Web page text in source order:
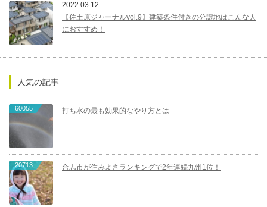
2022.03.12
【佐土原ジャーナルvol.9】建築条件付きの分譲地はこんな人
におすすめ！
人気の記事
60055 打ち水の最も効果的なやり方とは
20713 合志市が住みよさランキングで2年連続九州1位！